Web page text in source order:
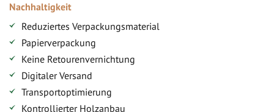
Nachhaltigkeit
Reduziertes Verpackungsmaterial
Papierverpackung
Keine Retourenvernichtung
Digitaler Versand
Transportoptimierung
Kontrollierter Holzanbau